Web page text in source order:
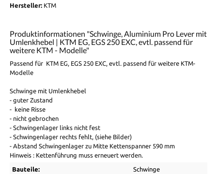
Hersteller: KTM
Produktinformationen "Schwinge, Aluminium Pro Lever mit
Umlenkhebel | KTM EG, EGS 250 EXC, evtl. passend für
weitere KTM - Modelle"
Passend für KTM EG, EGS 250 EXC, evtl. passend für weitere KTM-
Modelle
Schwinge mit Umlenkhebel
- guter Zustand
- keine Risse
- nicht gebrochen
- Schwingenlager links nicht fest
- Schwingenlager rechts fehlt, (siehe Bilder)
- Abstand Schwingenlager zu Mitte Kettenspanner 590 mm
Hinweis : Kettenführung muss erneuert werden.
Bauteile: Schwinge